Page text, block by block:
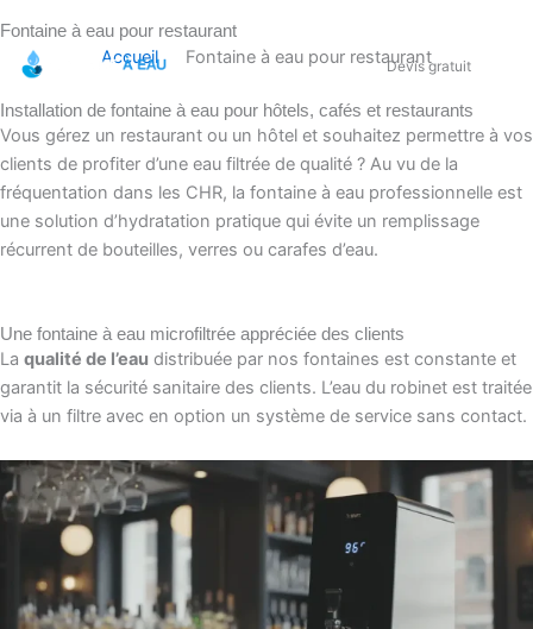
Blog
Devis gratuit
Fontaine à eau pour restaurant
Accueil Fontaine à eau pour restaurant
Installation de fontaine à eau pour hôtels, cafés et restaurants
Vous gérez un restaurant ou un hôtel et souhaitez permettre à vos
clients de profiter d’une eau filtrée de qualité ? Au vu de la
fréquentation dans les CHR, la fontaine à eau professionnelle est
une solution d’hydratation pratique qui évite un remplissage
récurrent de bouteilles, verres ou carafes d’eau.
Une fontaine à eau microfiltrée appréciée des clients
La qualité de l’eau distribuée par nos fontaines est constante et
garantit la sécurité sanitaire des clients. L’eau du robinet est traitée
via à un filtre avec en option un système de service sans contact.